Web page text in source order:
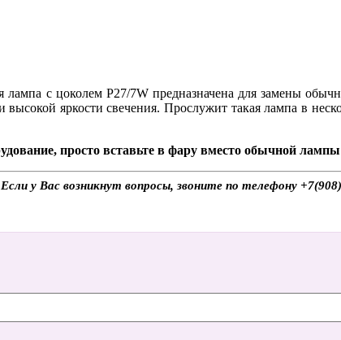
лампа с цоколем P27/7W предназначена для замены
яркости свечения. Прослужит такая лампа в
просто вставьте в фару вместо обычной
у Вас возникнут вопросы, звоните по телефону